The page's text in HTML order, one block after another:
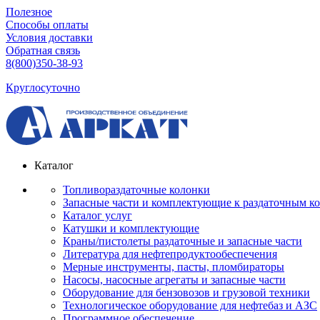
Полезное
Способы оплаты
Условия доставки
Обратная связь
8(800)350-38-93
Круглосуточно
Каталог
Топливораздаточные колонки
Запасные части и комплектующие к раздаточным
Каталог услуг
Катушки и комплектующие
Краны/пистолеты раздаточные и запасные части
Литература для нефтепродуктообеспечения
Мерные инструменты, пасты, пломбираторы
Насосы, насосные агрегаты и запасные части
Оборудование для бензовозов и грузовой техники
Технологическое оборудование для нефтебаз и АЗС